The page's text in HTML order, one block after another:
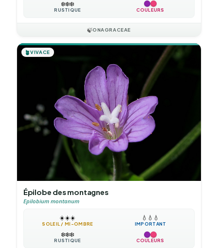
❄️❄️❄️
RUSTIQUE COULEURS
🍃ONAGRACEAE
🪴VIVACE
Épilobe des montagnes
Epilobium montanum
☀️☀️☀️
SOLEIL / MI-OMBRE
💧 💧 💧
IMPORTANT
❄️❄️❄️
RUSTIQUE COULEURS